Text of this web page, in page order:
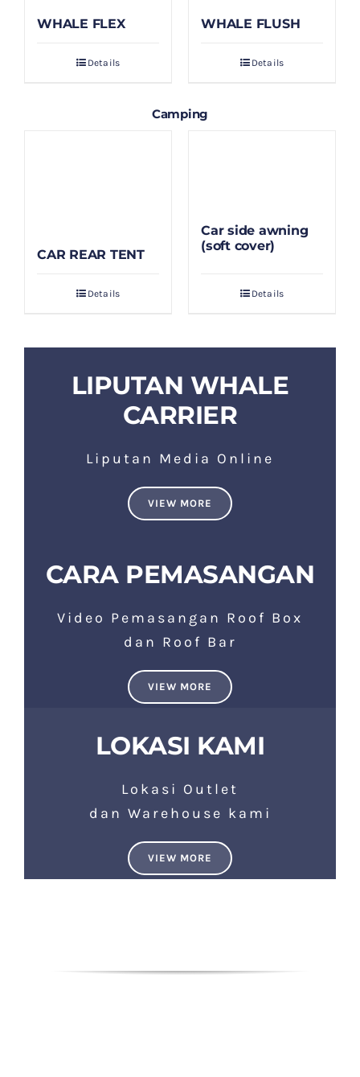
WHALE FLEX
Details
WHALE FLUSH
Details
Camping
CAR REAR TENT
Details
Car side awning
(soft cover)
Details
LIPUTAN WHALE
CARRIER
Liputan Media Online
VIEW MORE
CARA PEMASANGAN
Video Pemasangan Roof Box
dan Roof Bar
VIEW MORE
LOKASI KAMI
Lokasi Outlet
dan Warehouse kami
VIEW MORE